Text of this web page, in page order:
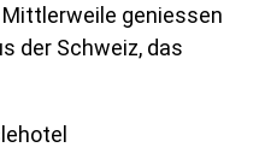
geniessen
der Schweiz, das